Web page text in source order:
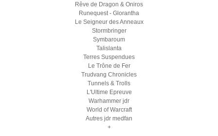
Rêve de Dragon & Oniros
Runequest - Glorantha
Le Seigneur des Anneaux
Stormbringer
Symbaroum
Talislanta
Terres Suspendues
Le Trône de Fer
Trudvang Chronicles
Tunnels & Trolls
L'Ultime Epreuve
Warhammer jdr
World of Warcraft
Autres jdr medfan
+